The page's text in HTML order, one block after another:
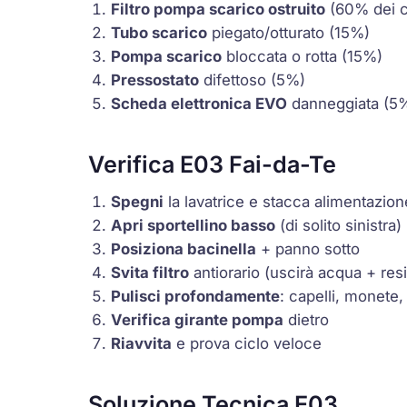
Filtro pompa scarico ostruito (60% dei
Tubo scarico piegato/otturato (15%)
Pompa scarico bloccata o rotta (15%)
Pressostato difettoso (5%)
Scheda elettronica EVO danneggiata
Verifica E03 Fai-da-Te
Spegni la lavatrice e stacca
Apri sportellino basso (di solito sinistra)
Posiziona bacinella + panno sotto
Svita filtro antiorario (uscirà acqua +
Pulisci profondamente: capelli,
Verifica girante pompa dietro
Riavvita e prova ciclo veloce